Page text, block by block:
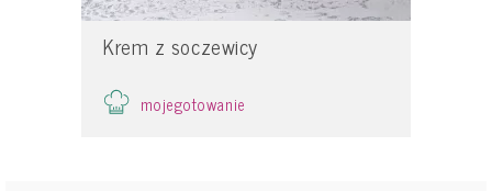
Krem z soczewicy
mojegotowanie